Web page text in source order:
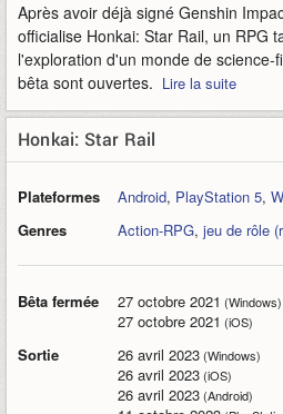
Après avoir déjà signé Genshin
officialise Honkai: Star Rail, un RPG
l'exploration d'un monde de science-
bêta sont ouvertes. Lire la suite
Honkai: Star Rail
Plateformes Android, PlayStation 5,
Genres
Action-RPG, jeu de rôle
Bêta fermée 27 octobre 2021 (Windows)
27 octobre 2021 (iOS)
Sortie 26 avril 2023(Windows)
26 avril 2023(iOS)
26 avril 2023(Android)